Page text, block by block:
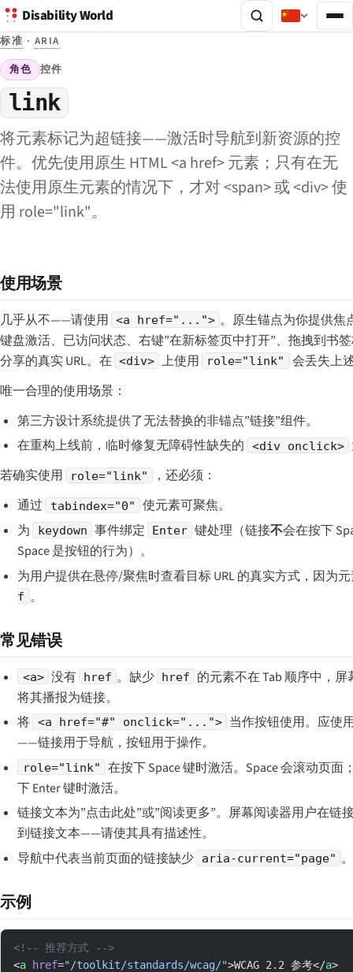
Disability World
标准 · ARIA
角色 控件
link
将元素标记为超链接——激活时导航到新资源的控
件。优先使用原生 HTML <a href> 元素；只有在无
法使用原生元素的情况下，才对 <span> 或 <div> 使
用 role="link"。
使用场景
几乎从不——请使用 <a href="..."> 。原生锚点为你提供焦
键盘激活、已访问状态、右键”在新标签页中打开”、拖拽到书
分享的真实 URL。在 <div> 上使用 role="link"
会丢失上
唯一合理的使用场景：
第三方设计系统提供了无法替换的非锚点”链接”组件。
在重构上线前，临时修复无障碍性缺失的
<div onclick>
若确实使用
role="link"
，还必须：
通过
tabindex="0"
使元素可聚焦。
为
keydown 事件绑定 Enter 键处理（链接不会在按下
Space 是按钮的行为）。
为用户提供在悬停/聚焦时查看目标 URL 的真实方式，因为
f 。
常见错误
<a> 没有 href 。缺少 href
的元素不在 Tab 顺序中，
将其播报为链接。
将 <a href="#" onclick="...">
当作按钮使用。应使
——链接用于导航，按钮用于操作。
role="link"
在按下 Space 键时激活。Space 会滚动页面
下 Enter 键时激活。
链接文本为”点击此处”或”阅读更多”。屏幕阅读器用户在链
到链接文本——请使其具有描述性。
导航中代表当前页面的链接缺少
aria-current="page" 。
示例
<!-- 推荐方式 -->
<a href="/toolkit/standards/wcag/">WCAG 2.2 参考</a>